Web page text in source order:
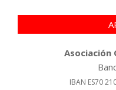
Asociación
IBAN ES70